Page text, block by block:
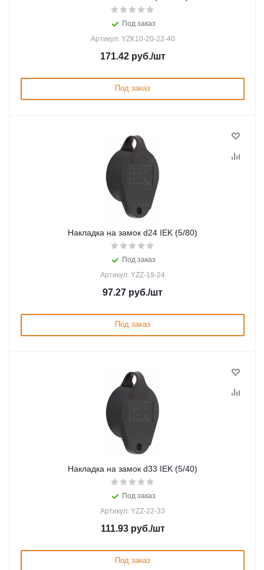
Под заказ
Артикул: YZK10-20-22-40
171.42руб./шт
Под заказ
Накладка на замок d24 IEK (5/80)
Под заказ
Артикул: YZZ-19-24
97.27 руб./шт
Под заказ
Накладка на замок d33 IEK (5/40)
Под заказ
Артикул: YZZ-22-33
111.93руб./шт
Под заказ